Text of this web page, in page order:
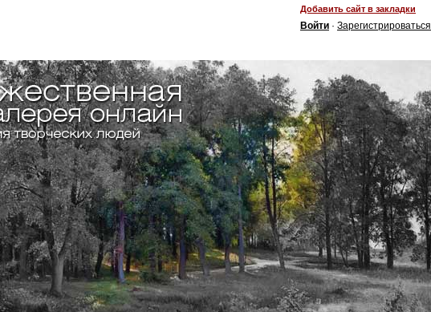
Добавить сайт в закладки
Войти · Зарегистрироваться